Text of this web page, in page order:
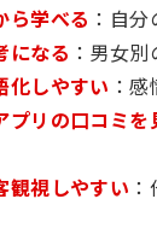
ら学べる ：自
になる ：男女
化しやすい ：
プリの口コミを
観視しやすい